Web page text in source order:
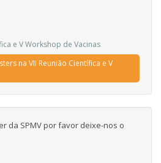
e V Workshop de Vacinas
na VII Reunião Científica e V
da SPMV por favor deixe-nos o